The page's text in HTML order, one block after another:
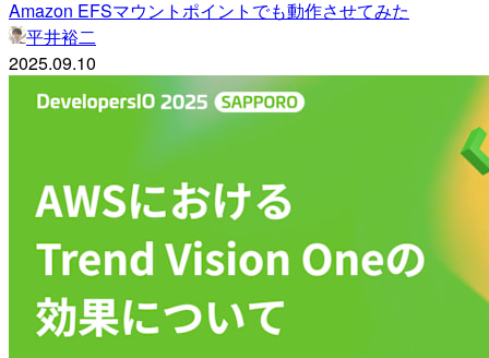
Amazon EFSマウントポイントでも動作させてみた
平井裕二
2025.09.10